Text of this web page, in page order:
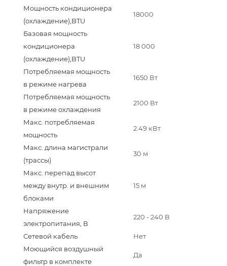
Мощность кондиционера
(охлаждение),BTU
18000
Базовая мощность
кондиционера
(охлаждение),BTU
18 000
Потребляемая мощность
в режиме нагрева
1650 Вт
Потребляемая мощность
в режиме охлаждения
2100 Вт
Макс. потребляемая
мощность
2.49 кВт
Макс. длина магистрали
(трассы)
30 м
Макс. перепад высот
между внутр. и внешним
блоками
15 м
Напряжение
электропитания, В
220 - 240 В
Сетевой кабель
Нет
Моющийся воздушный
фильтр в комплекте
Да